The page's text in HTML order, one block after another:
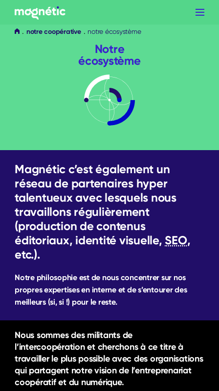
contenu
notre coopérative notre écosystème
Notre
écosystème
Magnétic c’est également un
réseau de partenaires hyper
talentueux avec lesquels nous
travaillons régulièrement
(production de contenus
éditoriaux, identité visuelle,SEO,
etc.).
Notre philosophie est de nous concentrer sur nos
propres expertises en interne et de s’entourer des
meilleurs (si, si !) pour le reste.
Nous sommes des militants de
l’intercoopération et cherchons à ce titre à
travailler le plus possible avec des organisations
qui partagent notre vision de l’entreprenariat
coopératif et du numérique.